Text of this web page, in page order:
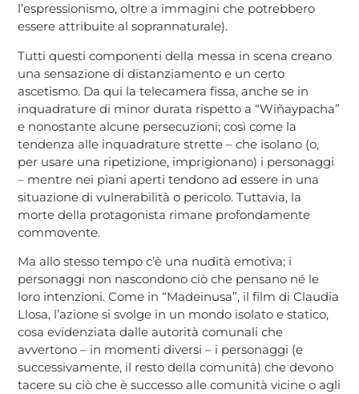
l’espressionismo, oltre a immagini che potrebbero
essere attribuite al soprannaturale).
Tutti questi componenti della messa in scena creano
una sensazione di distanziamento e un certo
ascetismo. Da qui la telecamera fissa, anche se in
inquadrature di minor durata rispetto a “Wiñaypacha”
e nonostante alcune persecuzioni; così come la
tendenza alle inquadrature strette – che isolano (o,
per usare una ripetizione, imprigionano) i personaggi
– mentre nei piani aperti tendono ad essere in una
situazione di vulnerabilità o pericolo. Tuttavia, la
morte della protagonista rimane profondamente
commovente.
Ma allo stesso tempo c’è una nudità emotiva; i
personaggi non nascondono ciò che pensano né le
loro intenzioni. Come in “Madeinusa”, il film di Claudia
Llosa, l’azione si svolge in un mondo isolato e statico,
cosa evidenziata dalle autorità comunali che
avvertono – in momenti diversi – i personaggi (e
successivamente, il resto della comunità) che devono
tacere su ciò che è successo alle comunità vicine o agli